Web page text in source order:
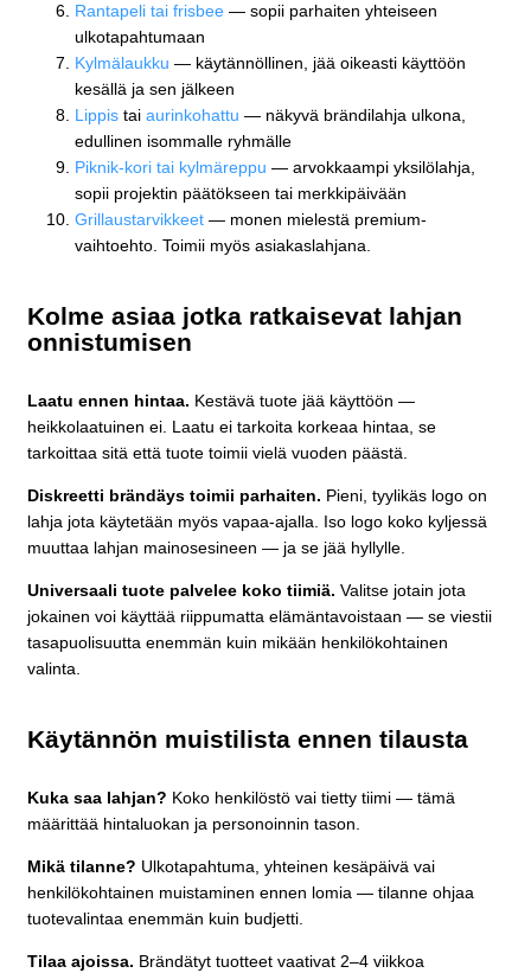
Rantapeli tai frisbee — sopii parhaiten yhteiseen
ulkotapahtumaan
Kylmälaukku — käytännöllinen, jää oikeasti käyttöön
kesällä ja sen jälkeen
Lippis tai aurinkohattu — näkyvä brändilahja ulkona,
edullinen isommalle ryhmälle
Piknik-kori tai kylmäreppu — arvokkaampi yksilölahja,
sopii projektin päätökseen tai merkkipäivään
Grillaustarvikkeet — monen mielestä premium-
vaihtoehto. Toimii myös asiakaslahjana.
Kolme asiaa jotka ratkaisevat lahjan
onnistumisen
Laatu ennen hintaa. Kestävä tuote jää käyttöön —
heikkolaatuinen ei. Laatu ei tarkoita korkeaa hintaa, se
tarkoittaa sitä että tuote toimii vielä vuoden päästä.
Diskreetti brändäys toimii parhaiten. Pieni, tyylikäs logo on
lahja jota käytetään myös vapaa-ajalla. Iso logo koko kyljessä
muuttaa lahjan mainosesineen — ja se jää hyllylle.
Universaali tuote palvelee koko tiimiä. Valitse jotain jota
jokainen voi käyttää riippumatta elämäntavoistaan — se viestii
tasapuolisuutta enemmän kuin mikään henkilökohtainen
valinta.
Käytännön muistilista ennen tilausta
Kuka saa lahjan? Koko henkilöstö vai tietty tiimi — tämä
määrittää hintaluokan ja personoinnin tason.
Mikä tilanne? Ulkotapahtuma, yhteinen kesäpäivä vai
henkilökohtainen muistaminen ennen lomia — tilanne ohjaa
tuotevalintaa enemmän kuin budjetti.
Tilaa ajoissa. Brändätyt tuotteet vaativat 2–4 viikkoa